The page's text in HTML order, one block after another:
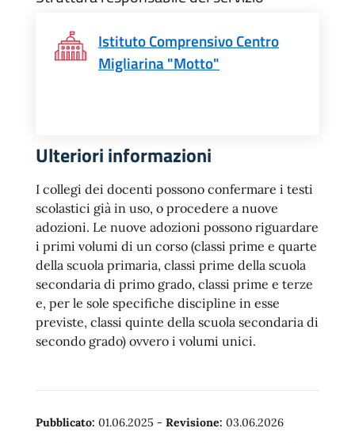
Istituto Comprensivo Centro
Migliarina "Motto"
Ulteriori informazioni
I collegi dei docenti possono confermare i testi
scolastici già in uso, o procedere a nuove
adozioni. Le nuove adozioni possono riguardare
i primi volumi di un corso (classi prime e quarte
della scuola primaria, classi prime della scuola
secondaria di primo grado, classi prime e terze
e, per le sole specifiche discipline in esse
previste, classi quinte della scuola secondaria di
secondo grado) ovvero i volumi unici.
Pubblicato: 01.06.2025 - Revisione: 03.06.2026